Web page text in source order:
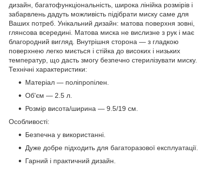
дизайн, багатофункціональність, широка лінійка розмірів і
забарвлень дадуть можливість підібрати миску саме для
Ваших потреб. Унікальний дизайн: матова поверхня зовні,
глянсова всередині. Матова миска не вислизне з рук і має
благородний вигляд. Внутрішня сторона — з гладкою
поверхнею легко миється і стійка до високих і низьких
температур, що дасть змогу безпечно стерилізувати миску.
Технічні характеристики:
Матеріал — поліпропілен.
Об'єм — 2.5 л.
Розмір висота/ширина — 9.5/19 см.
Особливості:
Безпечна у використанні.
Дуже добре підходить для багаторазової експлуатації.
Гарний і практичний дизайн.